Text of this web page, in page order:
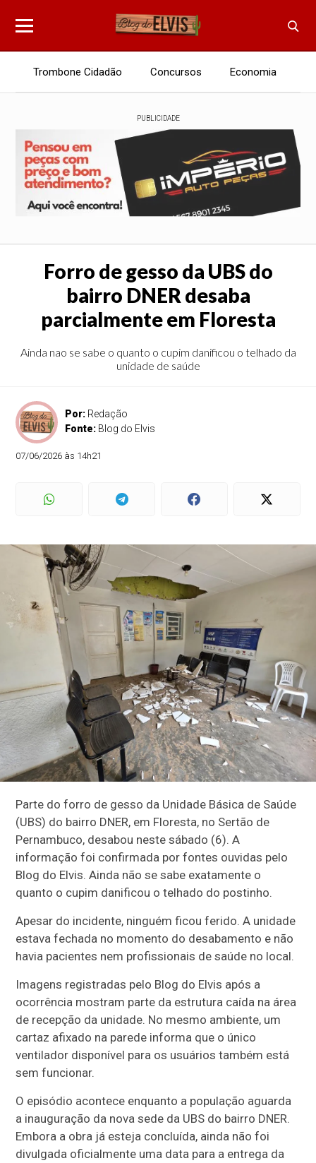
Trombone Cidadão Concursos Economia
PUBLICIDADE
Forro de gesso da UBS do
bairro DNER desaba
parcialmente em Floresta
Ainda nao se sabe o quanto o cupim danificou o telhado da
unidade de saúde
Por: Redação
Fonte: Blog do Elvis
07/06/2026 às 14h21
Parte do forro de gesso da Unidade Básica de Saúde
(UBS) do bairro DNER, em Floresta, no Sertão de
Pernambuco, desabou neste sábado (6). A
informação foi confirmada por fontes ouvidas pelo
Blog do Elvis. Ainda não se sabe exatamente o
quanto o cupim danificou o telhado do postinho.
Apesar do incidente, ninguém ficou ferido. A unidade
estava fechada no momento do desabamento e não
havia pacientes nem profissionais de saúde no local.
Imagens registradas pelo Blog do Elvis após a
ocorrência mostram parte da estrutura caída na área
de recepção da unidade. No mesmo ambiente, um
cartaz afixado na parede informa que o único
ventilador disponível para os usuários também está
sem funcionar.
O episódio acontece enquanto a população aguarda
a inauguração da nova sede da UBS do bairro DNER.
Embora a obra já esteja concluída, ainda não foi
divulgada oficialmente uma data para a entrega da